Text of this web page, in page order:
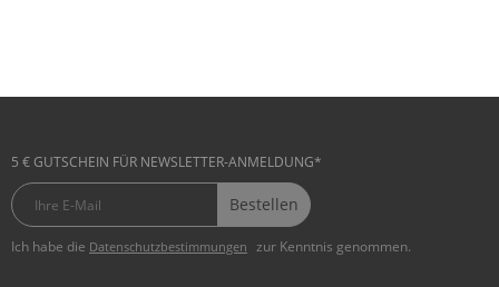
5 € GUTSCHEIN FÜR NEWSLETTER-ANMELDUNG*
Bestellen
Ich habe die Datenschutzbestimmungen zur Kenntnis genommen.